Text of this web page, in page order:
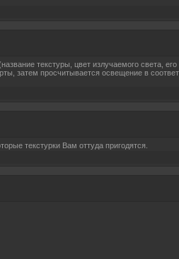
текстуры, цвет излучаемого света, его
затем просчитывается освещение в
текстурки Вам оттуда пригодятся.